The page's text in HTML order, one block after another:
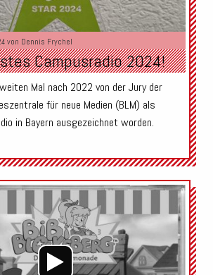
von Dennis Frychel
Campusradio 2024!
Mal nach 2022 von der Jury der
für neue Medien (BLM) als
in Bayern ausgezeichnet worden.
Audio-
Player